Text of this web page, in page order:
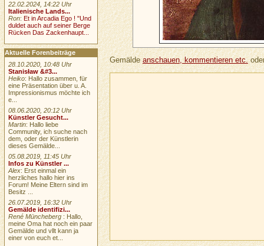
Gemäldeanschauen, kommentieren etc.
22.02.2024, 14:22 Uhr
Italienische Lands...
Ron:Et in Arcadia Ego ! "Und
duldet auch auf seiner Berge
Rücken Das Zackenhaupt...
Aktuelle Forenbeiträge
28.10.2020, 10:48 Uhr
Stanisław &#3...
Heiko: Hallo zusammen, für
eine Präsentation über u. A.
Impressionismus möchte ich
e...
08.06.2020, 20:12 Uhr
Künstler Gesucht...
Martin: Hallo liebe
Community, ich suche nach
dem, oder der Künstlerin
dieses Gemälde...
05.08.2019, 11:45 Uhr
Infos zu Künstler ...
Alex: Erst einmal ein
herzliches hallo hier ins
Forum! Meine Eltern sind im
Besitz ...
26.07.2019, 16:32 Uhr
Gemälde identifizi...
René Müncheberg : Hallo,
meine Oma hat noch ein paar
Gemälde und vllt kann ja
einer von euch et...